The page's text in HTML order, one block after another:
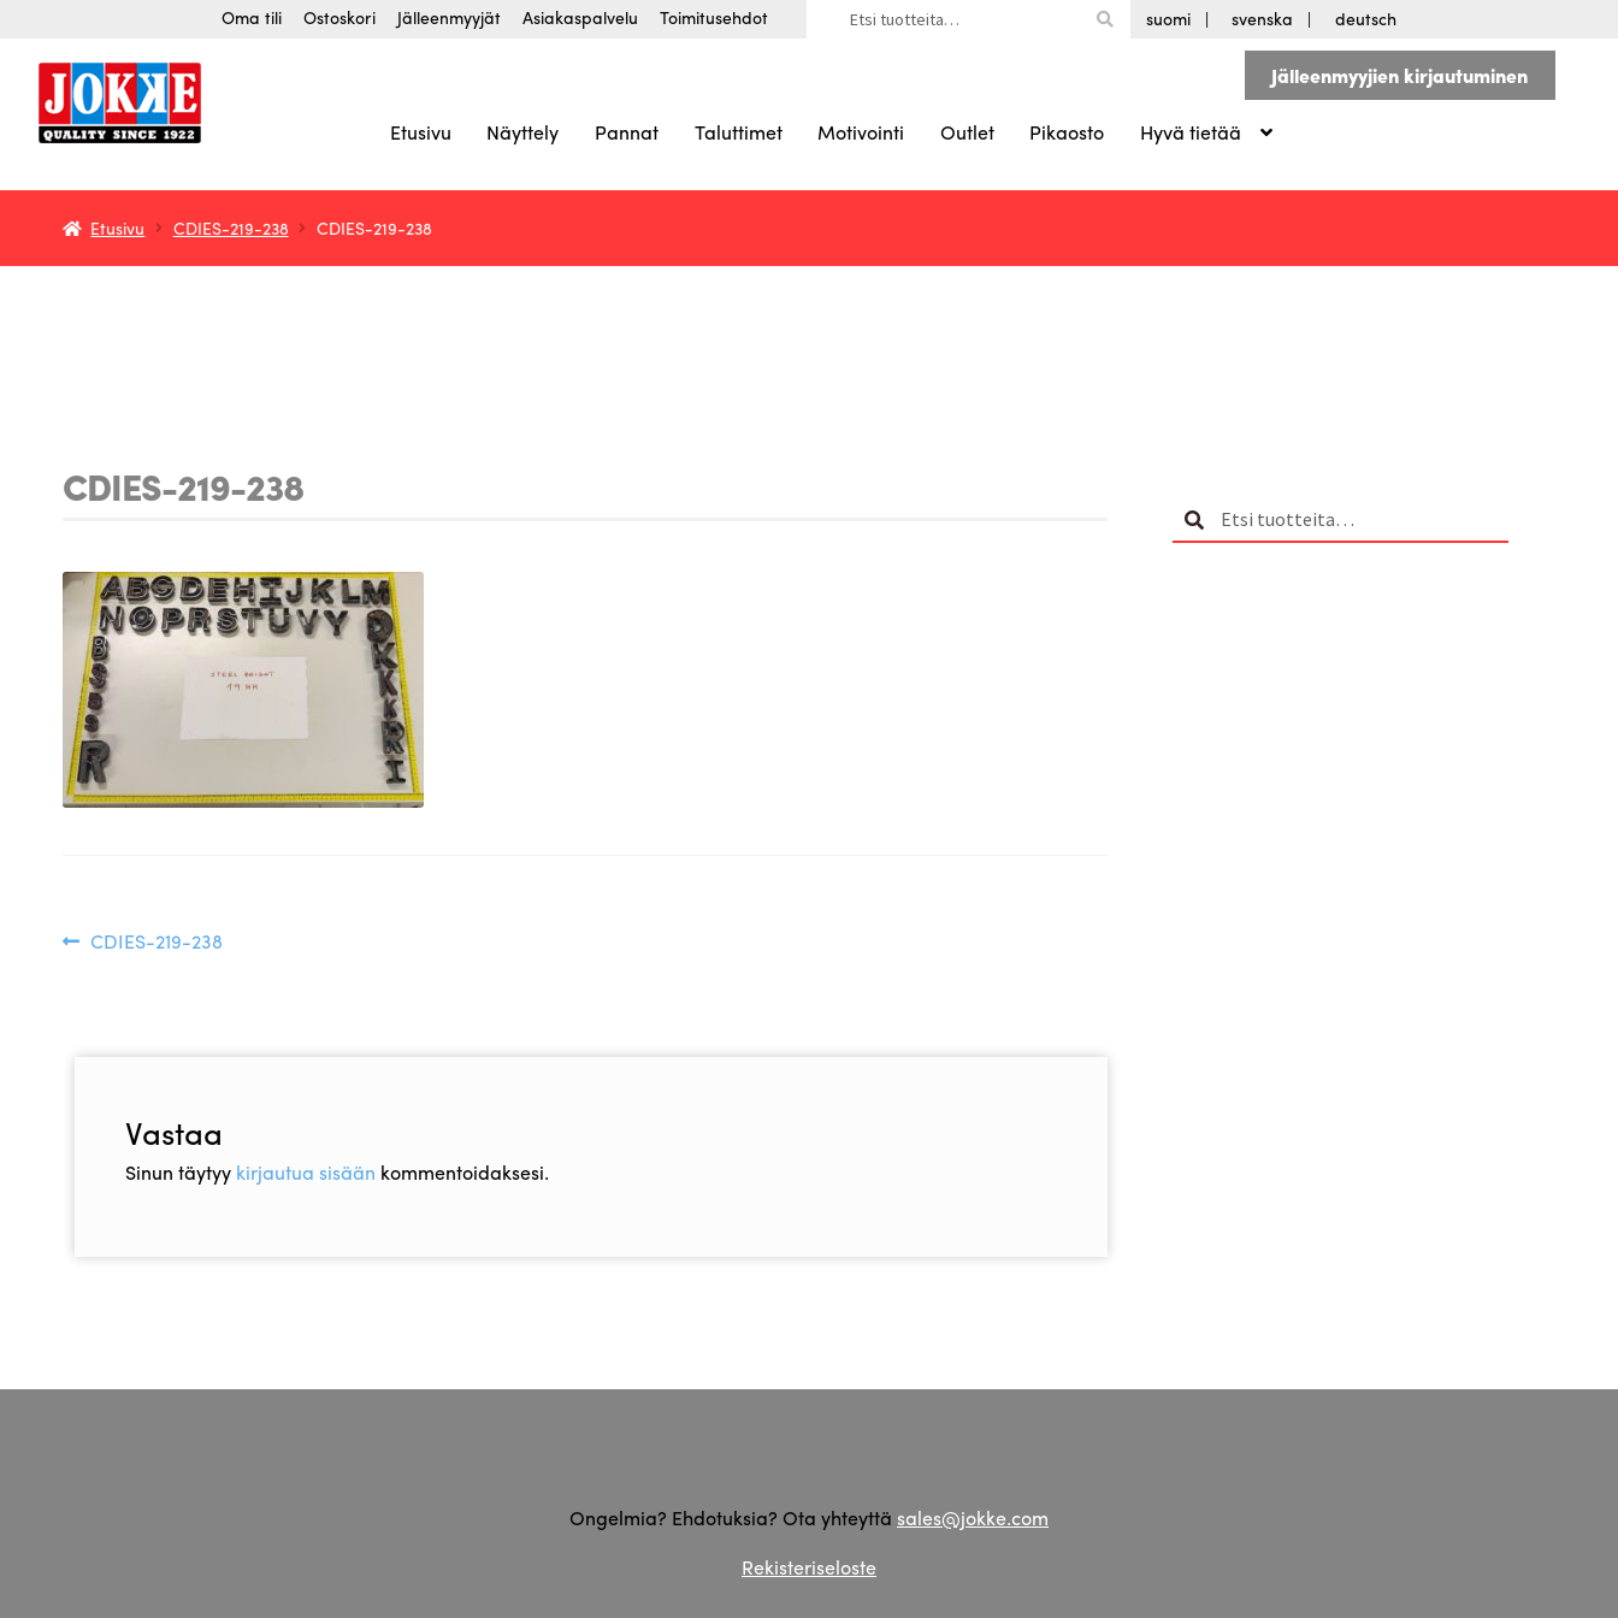
Oma tili Ostoskori Jälleenmyyjät Asiakaspalvelu Toimitusehdot suomi svenska deutsch
Etusivu Näyttely Pannat Taluttimet Motivointi Outlet Pikaosto Hyvä tietää
Jälleenmyyjien kirjautuminen
Etusivu CDIES-219-238 CDIES-219-238
CDIES-219-238
Edellinen
CDIES-219-238
Vastaa
Sinun täytyy kirjautua sisään kommentoidaksesi.
Etsi:
Haku
Ongelmia? Ehdotuksia? Ota yhteyttä sales@jokke.com
Rekisteriseloste